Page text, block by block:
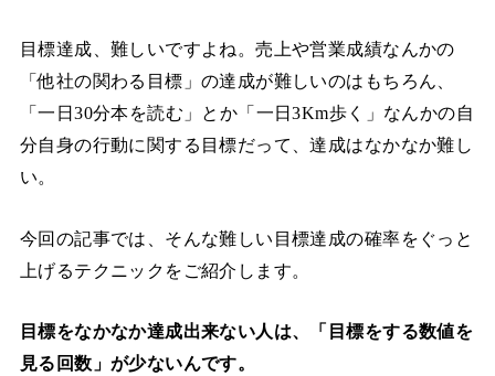
目標達成、難しいですよね。売上や営業成績なんかの
「他社の関わる目標」の達成が難しいのはもちろん、
「一日30分本を読む」とか「一日3Km歩く」なんかの自
分自身の行動に関する目標だって、達成はなかなか難し
い。
今回の記事では、そんな難しい目標達成の確率をぐっと
上げるテクニックをご紹介します。
目標をなかなか達成出来ない人は、「目標をする数値を
見る回数」が少ないんです。